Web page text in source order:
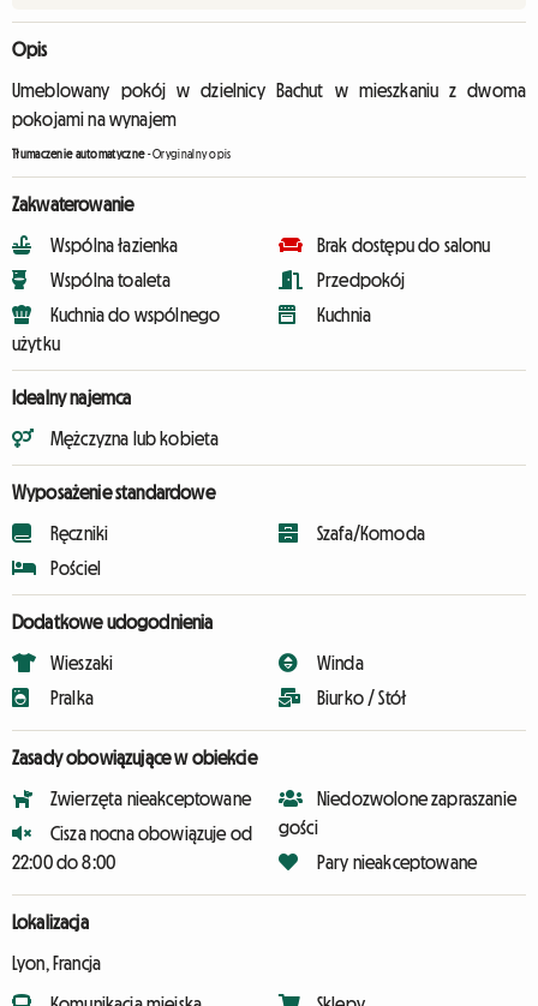
Opis
Umeblowany pokój w dzielnicy Bachut w mieszkaniu z dwoma
pokojami na wynajem
Tłumaczenie automatyczne-Oryginalny opis
Zakwaterowanie
Wspólna łazienka
Wspólna toaleta
Kuchnia do wspólnego
użytku
Brak dostępu do salonu
Przedpokój
Kuchnia
Idealny najemca
Mężczyzna lub kobieta
Wyposażenie standardowe
Ręczniki
Pościel
Szafa/Komoda
Dodatkowe udogodnienia
Wieszaki
Pralka
Winda
Biurko / Stół
Zasady obowiązujące w obiekcie
Zwierzęta nieakceptowane
Cisza nocna obowiązuje od
22:00 do 8:00
Niedozwolone zapraszanie
gości
Pary nieakceptowane
Lokalizacja
Lyon, Francja